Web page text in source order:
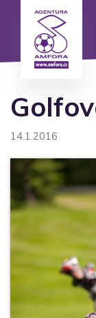
14.1.2016